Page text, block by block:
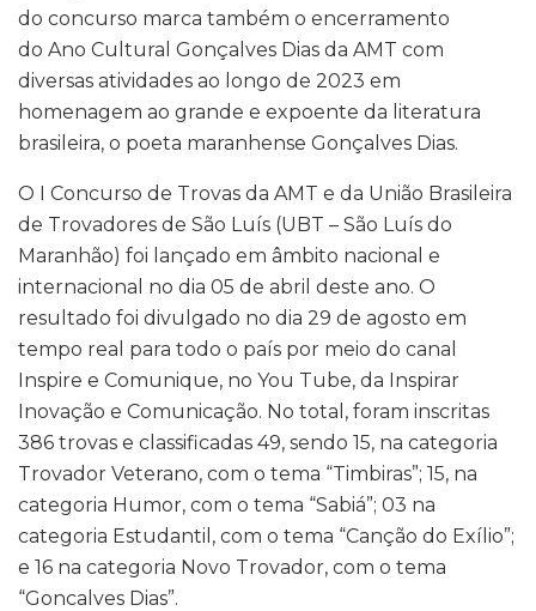
do concurso marca também o encerramento
do Ano Cultural Gonçalves Dias da AMT com
diversas atividades ao longo de 2023 em
homenagem ao grande e expoente da literatura
brasileira, o poeta maranhense Gonçalves Dias.
O I Concurso de Trovas da AMT e da União Brasileira
de Trovadores de São Luís (UBT – São Luís do
Maranhão) foi lançado em âmbito nacional e
internacional no dia 05 de abril deste ano. O
resultado foi divulgado no dia 29 de agosto em
tempo real para todo o país por meio do canal
Inspire e Comunique, no You Tube, da Inspirar
Inovação e Comunicação. No total, foram inscritas
386 trovas e classificadas 49, sendo 15, na categoria
Trovador Veterano, com o tema “Timbiras”; 15, na
categoria Humor, com o tema “Sabiá”; 03 na
categoria Estudantil, com o tema “Canção do Exílio”;
e 16 na categoria Novo Trovador, com o tema
“Goncalves Dias”.